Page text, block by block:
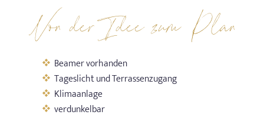
Von der Idee zum Plan
Beamer vorhanden
Tageslicht und Terrassenzugang
Klimaanlage
verdunkelbar